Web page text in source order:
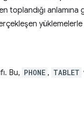
anlamına
yüklemelerle
Bu, PHONE , TABLET